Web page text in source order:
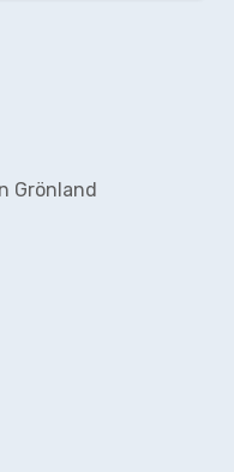
Grönland